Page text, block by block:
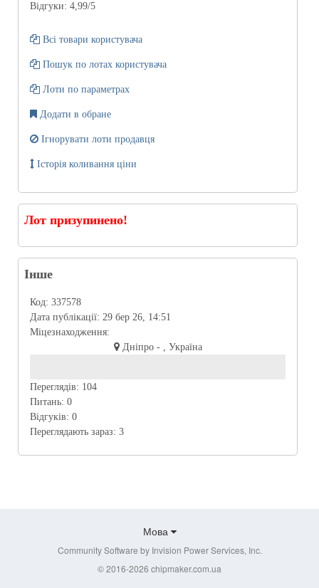
Відгуки: 4,99/5
Всі товари користувача
Пошук по лотах користувача
Лоти по параметрах
Додати в обране
Ігнорувати лоти продавця
Історія коливання ціни
Лот призупинено!
Інше
Код: 337578
Дата публікації: 29 бер 26, 14:51
Міцезнаходження:
Дніпро - , Україна
Переглядів: 104
Питань: 0
Відгуків: 0
Переглядають зараз: 3
Мова
Community Software by Invision Power Services, Inc.
© 2016-2026 chipmaker.com.ua